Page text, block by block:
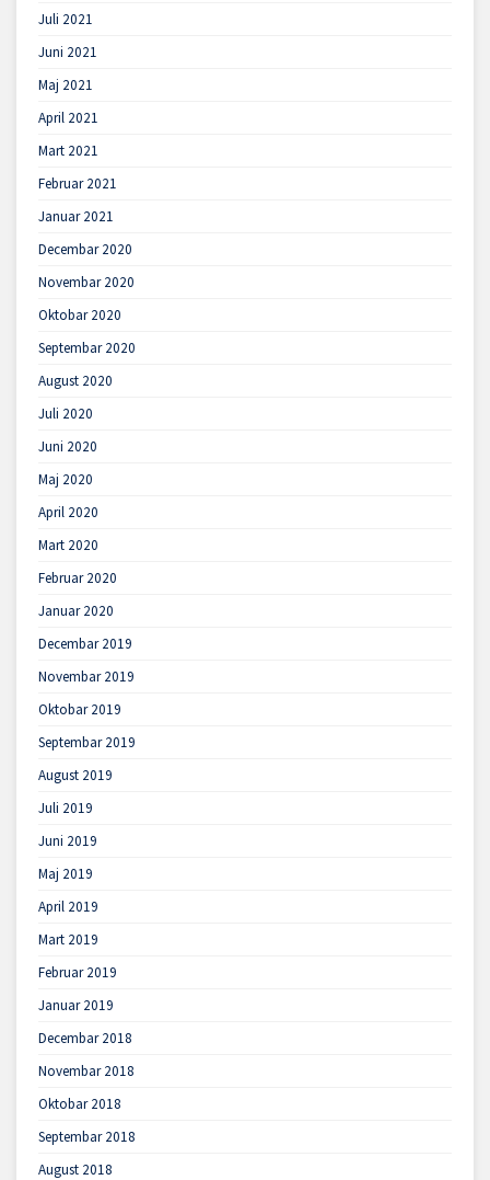
Juli 2021
Juni 2021
Maj 2021
April 2021
Mart 2021
Februar 2021
Januar 2021
Decembar 2020
Novembar 2020
Oktobar 2020
Septembar 2020
August 2020
Juli 2020
Juni 2020
Maj 2020
April 2020
Mart 2020
Februar 2020
Januar 2020
Decembar 2019
Novembar 2019
Oktobar 2019
Septembar 2019
August 2019
Juli 2019
Juni 2019
Maj 2019
April 2019
Mart 2019
Februar 2019
Januar 2019
Decembar 2018
Novembar 2018
Oktobar 2018
Septembar 2018
August 2018